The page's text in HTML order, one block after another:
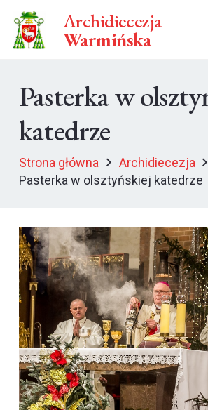
Archidiecezja
Warmińska
Pasterka w
katedrze
Strona główna
Archidiecezja
Pasterka w olsztyńskiej katedrze